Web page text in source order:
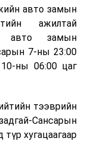
ашиглаж
дараа
сэргээн
үйлдвэрээс
технологи
лаг
цахилгаан
авто замын
ажилтай
авто замын
7-ны 23:00
ны 06:00 цаг
тээврийн
Сансарын
түр хугацаагаар